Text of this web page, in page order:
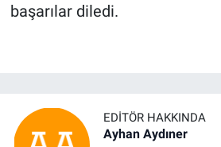
başarılar diledi.
EDITÖR HAKKINDA
Ayhan Aydıner